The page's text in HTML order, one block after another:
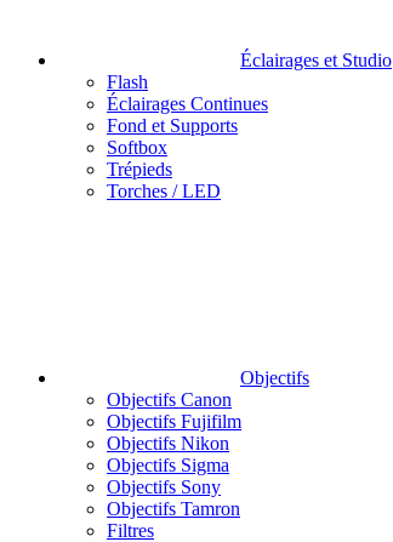
Éclairages et Studio
Flash
Éclairages Continues
Fond et Supports
Softbox
Trépieds
Torches / LED
Objectifs
Objectifs Canon
Objectifs Fujifilm
Objectifs Nikon
Objectifs Sigma
Objectifs Sony
Objectifs Tamron
Filtres